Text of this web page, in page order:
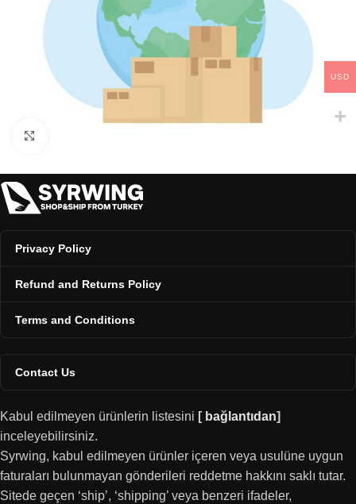
Privacy Policy
Refund and Returns Policy
Terms and Conditions
Contact Us
Kabul edilmeyen ürünlerin listesini [ bağlantıdan]
inceleyebilirsiniz.
Syrwing, kabul edilmeyen ürünler içeren veya usulüne uygun
faturaları bulunmayan gönderileri reddetme hakkını saklı tutar.
Sitede geçen ‘ship’, ‘shipping’ veya benzeri ifadeler,
USD